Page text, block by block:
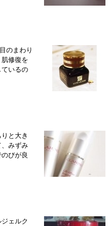
のまわり
修復を
いるの
と大き
みずみ
びが良
ェルク